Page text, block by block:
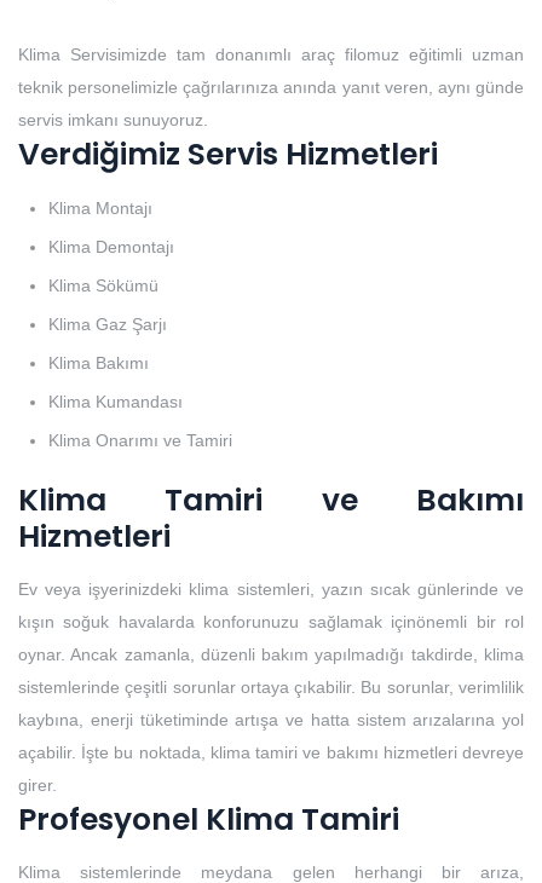
Klima Servisimizde tam donanımlı araç filomuz eğitimli uzman
teknik personelimizle çağrılarınıza anında yanıt veren, aynı günde
servis imkanı sunuyoruz.
Verdiğimiz Servis Hizmetleri
Klima Montajı
Klima Demontajı
Klima Sökümü
Klima Gaz Şarjı
Klima Bakımı
Klima Kumandası
Klima Onarımı ve Tamiri
Klima Tamiri ve Bakımı
Hizmetleri
Ev veya işyerinizdeki klima sistemleri, yazın sıcak günlerinde ve
kışın soğuk havalarda konforunuzu sağlamak içinönemli bir rol
oynar. Ancak zamanla, düzenli bakım yapılmadığı takdirde, klima
sistemlerinde çeşitli sorunlar ortaya çıkabilir. Bu sorunlar, verimlilik
kaybına, enerji tüketiminde artışa ve hatta sistem arızalarına yol
açabilir. İşte bu noktada, klima tamiri ve bakımı hizmetleri devreye
girer.
Profesyonel Klima Tamiri
Klima sistemlerinde meydana gelen herhangi bir arıza,